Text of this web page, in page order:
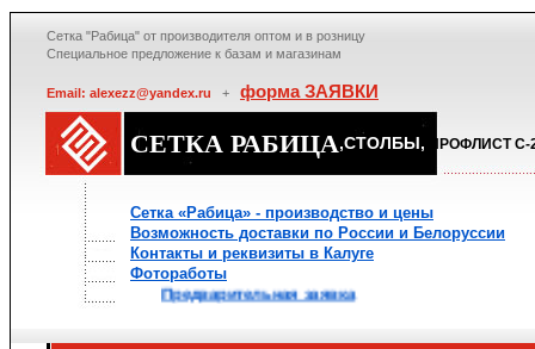
Сетка "Рабица" от производителя оптом и в розницу
Специальное предложение к базам и магазинам
Email: alexezz@yandex.ru + форма ЗАЯВКИ
СЕТКА РАБИЦА,СТОЛБЫ, ПРОФЛИСТ С-
Сетка «Рабица» - производство и цены
Возможность доставки по России и Белоруссии
Контакты и реквизиты в Калуге
Фотоработы
Предварительная заявка